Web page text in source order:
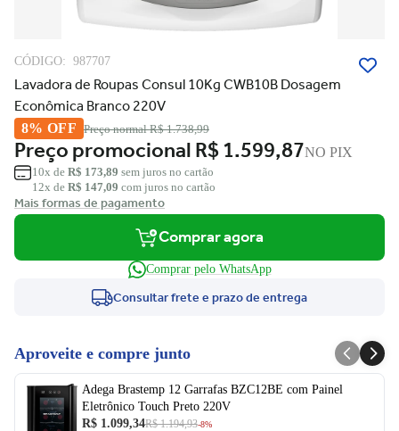
CÓDIGO: 987707
Lavadora de Roupas Consul 10Kg CWB10B Dosagem
Econômica Branco 220V
8% OFF Preço normalR$ 1.738,99
Preço promocionalR$ 1.599,87NO PIX
10x de R$ 173,89 sem juros no cartão
12x de R$ 147,09 com juros no cartão
Mais formas de pagamento
Comprar agora
Comprar pelo WhatsApp
Consultar frete e prazo de entrega
Aproveite e compre junto
Adega Brastemp 12 Garrafas BZC12BE com Painel
Eletrônico Touch Preto 220V
R$ 1.099,34R$ 1.194,93-8%